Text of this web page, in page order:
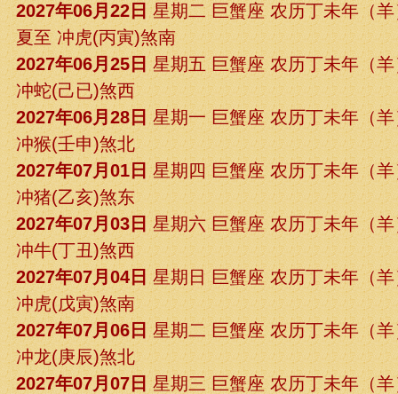
2027年06月22日 星期二 巨蟹座 农历丁未年（
夏至 冲虎(丙寅)煞南
2027年06月25日 星期五 巨蟹座 农历丁未年（
冲蛇(己已)煞西
2027年06月28日 星期一 巨蟹座 农历丁未年（
冲猴(壬申)煞北
2027年07月01日 星期四 巨蟹座 农历丁未年（
冲猪(乙亥)煞东
2027年07月03日 星期六 巨蟹座 农历丁未年（
冲牛(丁丑)煞西
2027年07月04日 星期日 巨蟹座 农历丁未年（
冲虎(戊寅)煞南
2027年07月06日 星期二 巨蟹座 农历丁未年（
冲龙(庚辰)煞北
2027年07月07日 星期三 巨蟹座 农历丁未年（